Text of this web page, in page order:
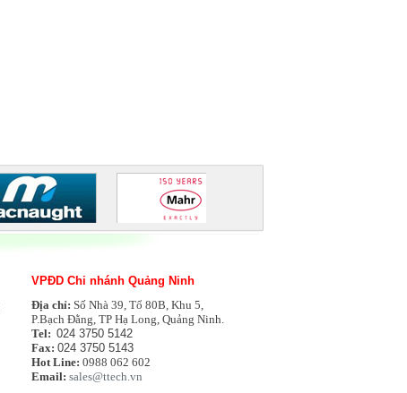
VPĐD Chi nhánh Quảng Ninh
Địa chỉ: Số Nhà 39, Tổ 80B, Khu 5,
P.Bạch Đằng, TP Hạ Long, Quảng Ninh.
Tel: 024 3750 5142
Fax: 024 3750 5143
Hot Line: 0988 062 602
Email: sales@ttech.vn